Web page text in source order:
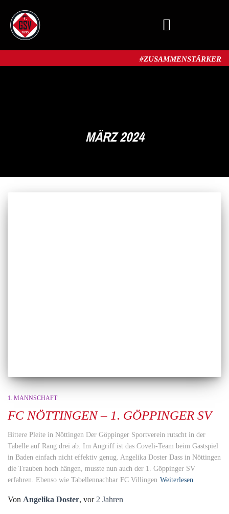
#ZUSAMMENSTÄRKER​
MÄRZ 2024
1. MANNSCHAFT
FC NÖTTINGEN – 1. GÖPPINGER SV
Bittere Pleite in Nöttingen Der Göppinger Sportverein rutscht in der
Tabelle auf Rang drei ab. Im Angriff ist das Coveli-Team beim Gastspiel
in Baden einfach nicht effektiv genug. Angelika Doster Dass in Nöttingen
die Trauben hoch hängen, musste nun auch der 1. Göppinger SV
erfahren. Ebenso wie Tabellennachbar FC Villingen Weiterlesen
Von Angelika Doster, vor 2 Jahren